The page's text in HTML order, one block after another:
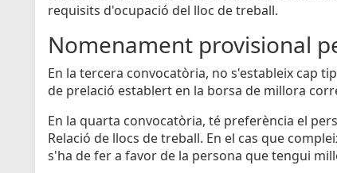
requisits d'ocupació del lloc de treball.
Nomenament provisional
En la tercera convocatòria, no s'estableix cap
de prelació establert en la borsa de millora
En la quarta convocatòria, té preferència el
Relació de llocs de treball. En el cas que
s'ha de fer a favor de la persona que tengui